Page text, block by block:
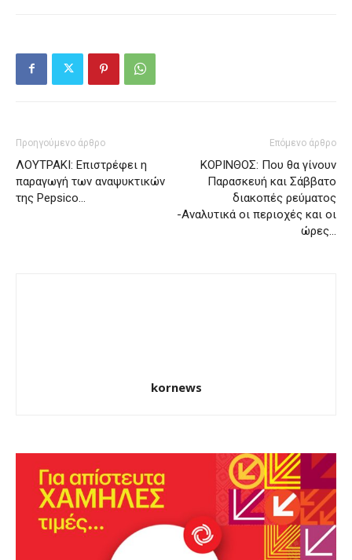
Προηγούμενο άρθρο
ΛΟΥΤΡΑΚΙ: Επιστρέφει η
παραγωγή των αναψυκτικών
της Pepsico…
Επόμενο άρθρο
ΚΟΡΙΝΘΟΣ: Που θα γίνουν
Παρασκευή και Σάββατο
διακοπές ρεύματος
-Αναλυτικά οι περιοχές και οι
ώρες…
kornews